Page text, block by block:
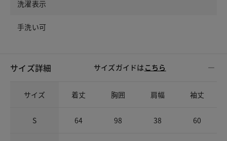
洗濯表示
手洗い可
サイズ詳細 サイズガイドは こちら
サイズ 着丈 胸囲 肩幅 袖丈
S 64 98 38 60